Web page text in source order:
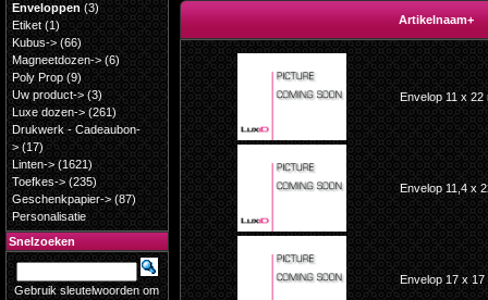
Artikelnaam+
Envelop 11 x
Envelop 11,4 x
Envelop 17 x
Enveloppen (3)
Etiket (1)
Kubus-> (66)
Magneetdozen->(6)
Poly Prop (9)
Uw product-> (3)
Luxe dozen->(261)
Drukwerk - Cadeaubon-
> (17)
Linten->(1621)
Toefkes->(235)
Geschenkpapier->(87)
Personalisatie
Snelzoeken
Gebruik sleutelwoorden om